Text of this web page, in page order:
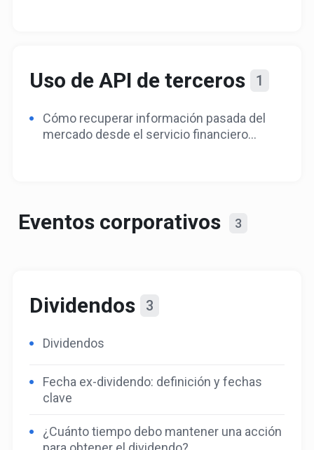
Uso de API de terceros 1
Cómo recuperar información pasada del
mercado desde el servicio financiero
Eventos corporativos 3
Dividendos 3
Dividendos
Fecha ex-dividendo: definición y fechas
clave
¿Cuánto tiempo debo mantener una acción